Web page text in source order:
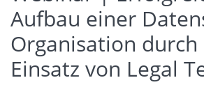
Aufbau einer
Organisation durch
Einsatz von Legal